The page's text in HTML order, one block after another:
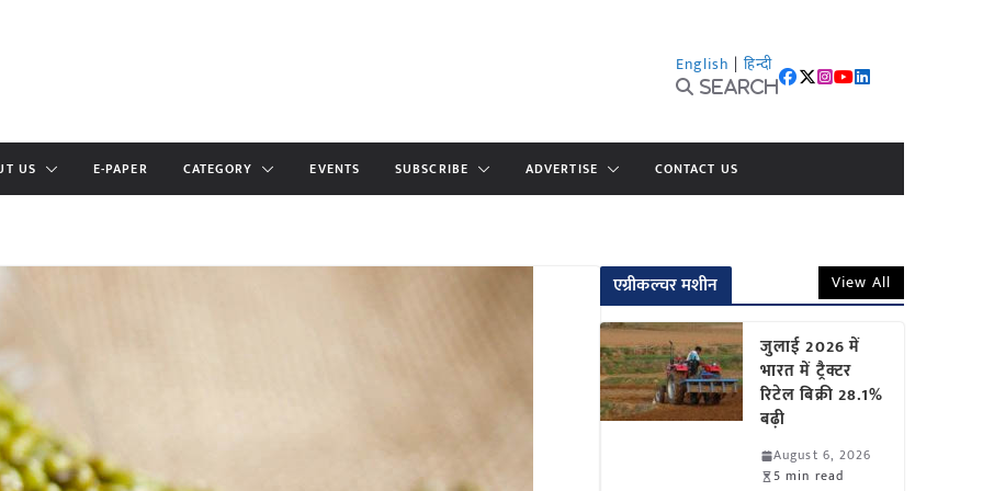
English | हिन्दी
Search
US E-PAPER CATEGORY EVENTS SUBSCRIBE ADVERTISE CONTACT US
एग्रीकल्चर मशीन View All
जुलाई 2026 में
भारत में ट्रैक्टर
रिटेल बिक्री 28.1%
बढ़ी
August 6, 2026
5 min read